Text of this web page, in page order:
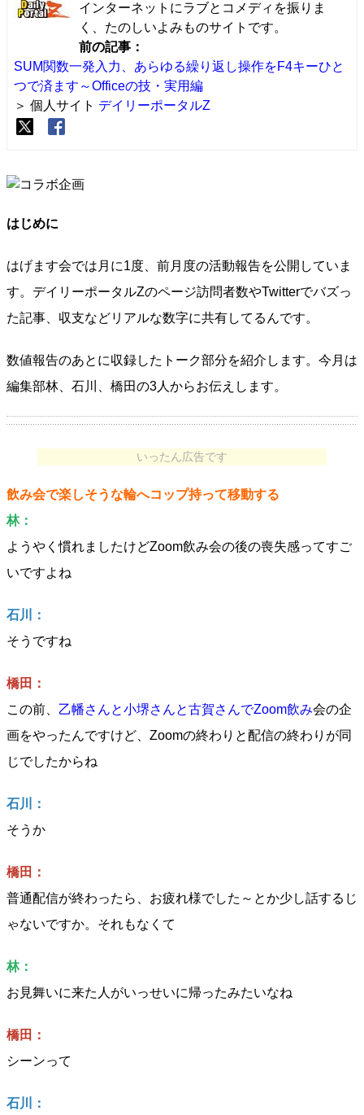
インターネットにラブとコメディを振りま
く、たのしいよみものサイトです。
前の記事：
SUM関数一発入力、あらゆる繰り返し操作をF4キーひと
つで済ます～Officeの技・実用編
＞ 個人サイト デイリーポータルZ
はじめに
はげます会では月に1度、前月度の活動報告を公開していま
す。デイリーポータルZのページ訪問者数やTwitterでバズっ
た記事、収支などリアルな数字に共有してるんです。
数値報告のあとに収録したトーク部分を紹介します。今月は
編集部林、石川、橋田の3人からお伝えします。
いったん広告です
飲み会で楽しそうな輪へコップ持って移動する
林：
ようやく慣れましたけどZoom飲み会の後の喪失感ってすご
いですよね
石川：
そうですね
橋田：
この前、 乙幡さんと小堺さんと古賀さんでZoom飲み会の企
画をやったんですけど、Zoomの終わりと配信の終わりが同
じでしたからね
石川：
そうか
橋田：
普通配信が終わったら、お疲れ様でした～とか少し話するじ
ゃないですか。それもなくて
林：
お見舞いに来た人がいっせいに帰ったみたいなね
橋田：
シーンって
石川：